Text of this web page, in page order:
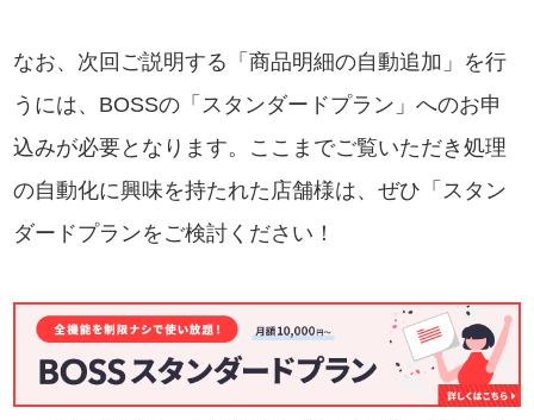
なお、次回ご説明する「商品明細の自動追加」を行
うには、BOSSの「スタンダードプラン」へのお申
込みが必要となります。ここまでご覧いただき処理
の自動化に興味を持たれた店舗様は、ぜひ「スタン
ダードプランをご検討ください！